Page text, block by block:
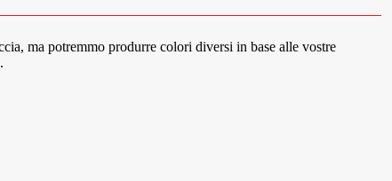
ma potremmo produrre colori diversi in base alle vostre